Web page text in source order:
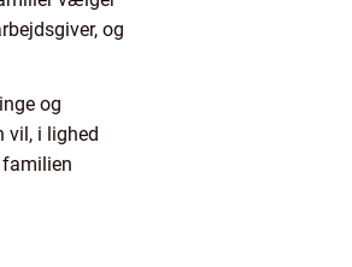
og
og
vil, i lighed
familien